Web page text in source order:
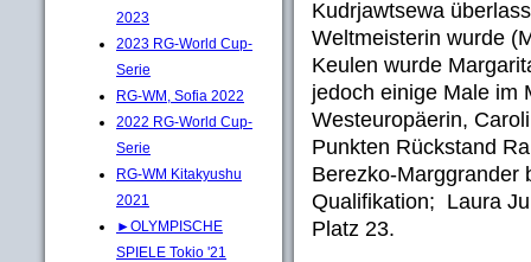
2023
2023 RG-World Cup-
Serie
RG-WM, Sofia 2022
2022 RG-World Cup-
Serie
RG-WM Kitakyushu
2021
►OLYMPISCHE
SPIELE Tokio '21
Kudrjawtsewa
Weltmeisterin wurde
Keulen wurde
jedoch einige Male im
Westeuropäerin,
Punkten Rückstand
Berezko-Marggrander
Qualifikation; Laura
Platz 23.